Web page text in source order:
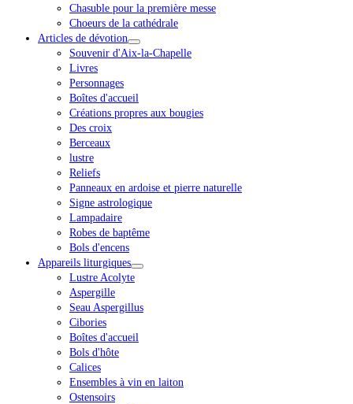
Chasuble pour la première messe
Choeurs de la cathédrale
Articles de dévotion
Souvenir d'Aix-la-Chapelle
Livres
Personnages
Boîtes d'accueil
Créations propres aux bougies
Des croix
Berceaux
lustre
Reliefs
Panneaux en ardoise et pierre naturelle
Signe astrologique
Lampadaire
Robes de baptême
Bols d'encens
Appareils liturgiques
Lustre Acolyte
Aspergille
Seau Aspergillus
Cibories
Boîtes d'accueil
Bols d'hôte
Calices
Ensembles à vin en laiton
Ostensoirs